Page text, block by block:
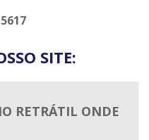
SITE:
RETRÁTIL ONDE